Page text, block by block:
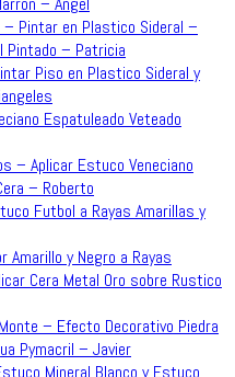
– Pintar en Plastico Sideral –
Pintado – Patricia
Piso en Plastico Sideral y
Espatuleado Veteado
– Aplicar Estuco Veneciano
– Roberto
Futbol a Rayas Amarillas y
Amarillo y Negro a Rayas
Cera Metal Oro sobre Rustico
– Efecto Decorativo Piedra
Pymacril – Javier
Mineral Blanco y Estuco